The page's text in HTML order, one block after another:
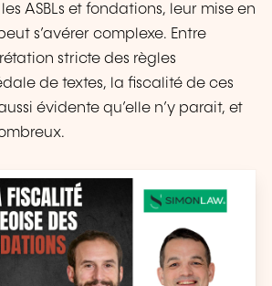
ASBLs et fondations, leur mise en
s’avérer complexe. Entre
stricte des règles
de textes, la fiscalité de ces
évidente qu’elle n’y parait, et